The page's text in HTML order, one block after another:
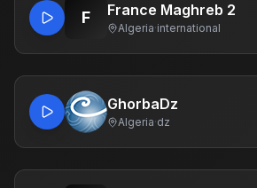
F France Maghreb 2
Algeria·international
GhorbaDz
Algeria·dz